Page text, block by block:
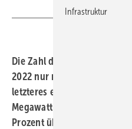
Die Zahl der
2022 nur mäßig gegenüber
letzteres ein
Megawatt-Zahlen von 2021
Prozent übertrafen,
Infrastruktur